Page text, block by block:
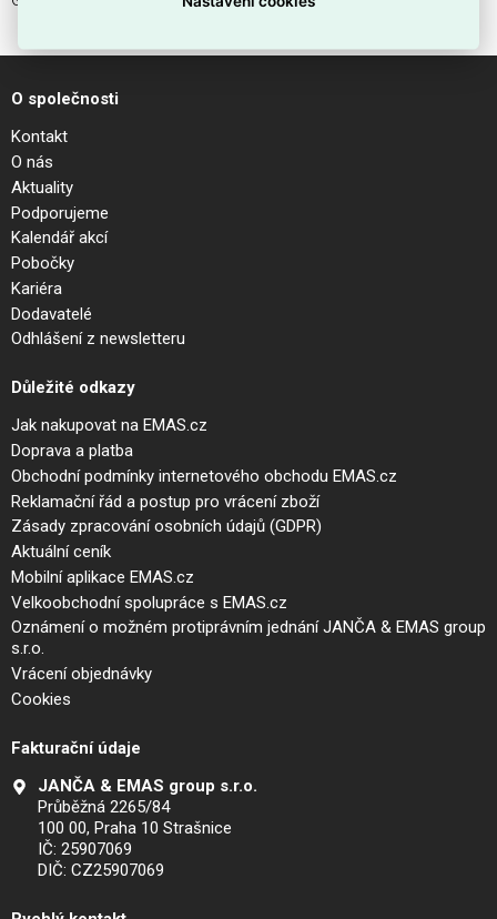
O společnosti
Kontakt
O nás
Aktuality
Podporujeme
Kalendář akcí
Pobočky
Kariéra
Dodavatelé
Odhlášení z newsletteru
Důležité odkazy
Jak nakupovat na EMAS.cz
Doprava a platba
Obchodní podmínky internetového obchodu EMAS.cz
Reklamační řád a postup pro vrácení zboží
Zásady zpracování osobních údajů (GDPR)
Aktuální ceník
Mobilní aplikace EMAS.cz
Velkoobchodní spolupráce s EMAS.cz
Oznámení o možném protiprávním jednání JANČA & EMAS group
s.r.o.
Vrácení objednávky
Cookies
Fakturační údaje
JANČA & EMAS group s.r.o.
Průběžná 2265/84
100 00, Praha 10 Strašnice
IČ: 25907069
DIČ: CZ25907069